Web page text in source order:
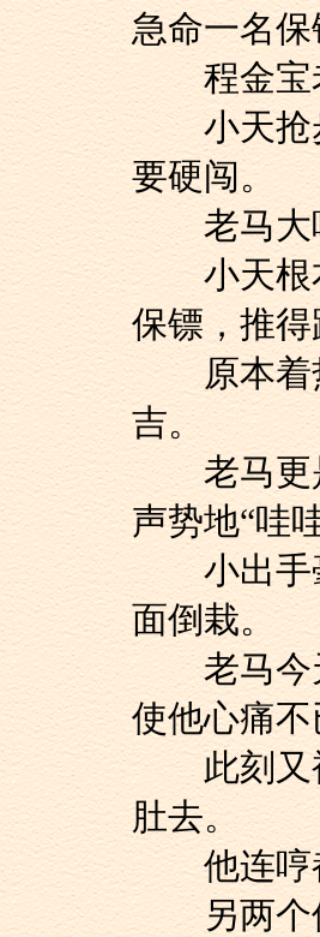
急命一名
程金宝老
小天抢步
要硬闯。
老马大喝
小天根本
保镖，推
原本着热
吉。
老马更是
声势地“哇
小出手毫
面倒栽。
老马今天
使他心痛
此刻又被
肚去。
他连哼都
另两个保